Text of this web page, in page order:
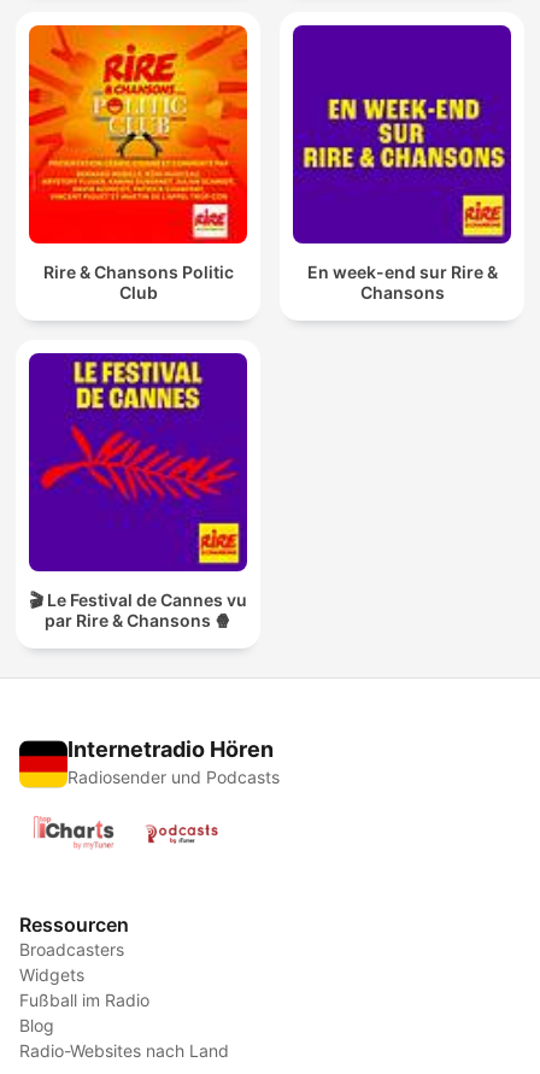
Rire & Chansons Politic
Club
En week-end sur Rire &
Chansons
🎬 Le Festival de Cannes vu
par Rire & Chansons 🍿
Internetradio Hören
Radiosender und Podcasts
Ressourcen
Broadcasters
Widgets
Fußball im Radio
Blog
Radio-Websites nach Land